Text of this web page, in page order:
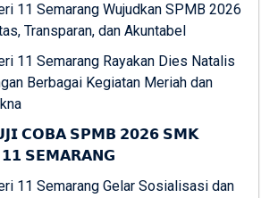
11 Semarang Wujudkan SPMB 2026
Transparan, dan Akuntabel
11 Semarang Rayakan Dies Natalis
Berbagai Kegiatan Meriah dan
𝗨𝗝𝗜 𝗖𝗢𝗕𝗔 𝗦𝗣𝗠𝗕 𝟮𝟬𝟮𝟲 𝗦𝗠𝗞
𝟭𝟭 𝗦𝗘𝗠𝗔𝗥𝗔𝗡𝗚
11 Semarang Gelar Sosialisasi dan